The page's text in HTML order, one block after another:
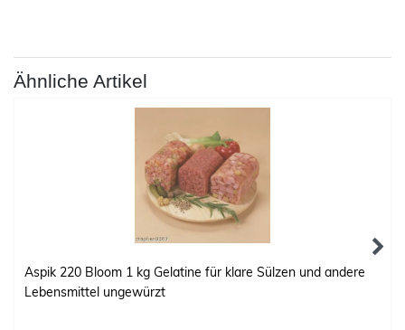
Ähnliche Artikel
Aspik 220 Bloom 1 kg Gelatine für klare Sülzen und andere
Lebensmittel ungewürzt